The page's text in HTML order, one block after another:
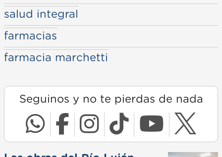
salud integral
farmacias
farmacia marchetti
Seguinos y no te pierdas de nada